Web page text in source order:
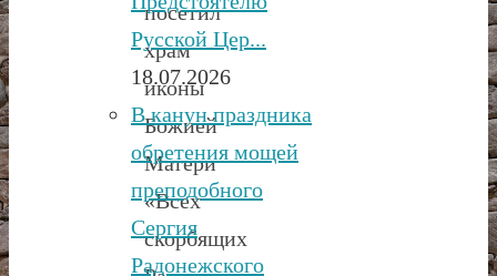
посетил
храм
иконы
Божией
Матери
«Всех
скорбящих
Русской Цер...
18.07.2026
В канун праздника
обретения мощей
преподобного
Сергия
Радонежского